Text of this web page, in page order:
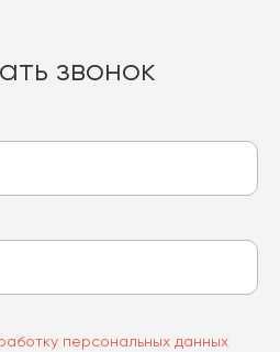
звонок
персональных данных